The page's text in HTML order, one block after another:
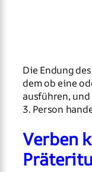
Die Endung
dem ob eine
ausführen, und
3. Person
Verben